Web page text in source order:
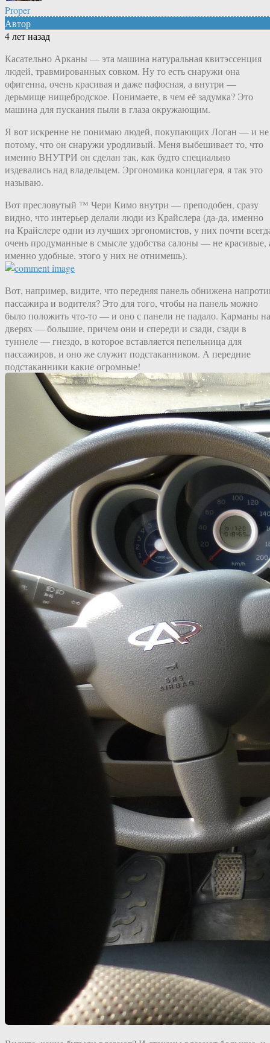
Proper
Автор
4 лет назад
Касательно Арканы — эта машина натуральная квитэссенция
людей, травмированных совком. Ну то есть снаружи она
офигенна, очень красивая и даже пафосная, а внутри —
дерьмище нищебродское. Понимаете, в чем её задумка? Это
машина для пускания пыли в глаза окружающим.
Я вот искренне не понимаю людей, покупающих Логан — и не
потому, что он снаружи уродливый. Меня выбешивает то, что
именно ВНУТРИ он сделан так, как будто специально
издевались над владельцем. Эргономика концлагеря, я так это
называю.
Вот пресловутый ™ Чери Кимо внутри — преподобен, сразу
видно, что интерьер делали люди из Крайслера (да-да, именно
на Крайслере одни из лучших эргономистов, у них почти
очень продуманные в смысле удобства салоны — не красивые,
именно удобные, этого у них не отнимешь).
Вот, например, видите, что передняя панель обнижена
пассажира и водителя? Это для того, чтобы на панель можно
было положить что-то — и оно с панели не падало. Карманы на
дверях — большие, причем они и спереди и сзади, сзади в
туннеле — гнездо, в которое вставляется пепельница для
пассажиров, и оно же служит подстаканником. А передние
подстаканники какие огромные!